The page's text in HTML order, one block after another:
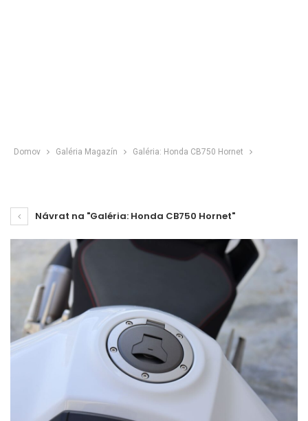
Domov Galéria Magazín Galéria: Honda CB750 Hornet
Návrat na "Galéria: Honda CB750 Hornet"